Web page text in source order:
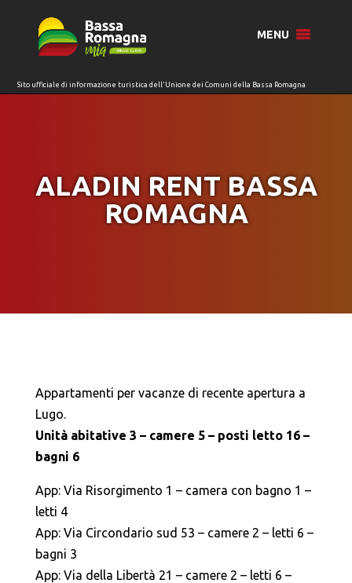
MENU
ALADIN RENT BASSA
ROMAGNA
Appartamenti per vacanze di recente apertura a
Lugo.
Unità abitative 3 – camere 5 – posti letto 16 –
bagni 6
App: Via Risorgimento 1 – camera con bagno 1 –
letti 4
App: Via Circondario sud 53 – camere 2 – letti 6 –
bagni 3
App: Via della Libertà 21 – camere 2 – letti 6 –